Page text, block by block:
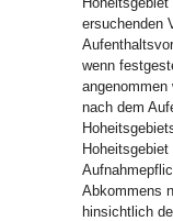
ersuchenden
wenn
nach dem
Abkommens
hinsichtlich